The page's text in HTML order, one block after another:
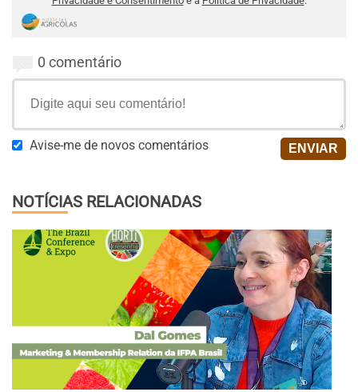
0 comentário
Avise-me de novos comentários
NOTÍCIAS RELACIONADAS